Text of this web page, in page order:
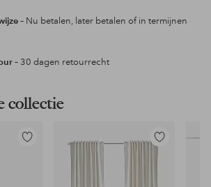
– Nu betalen, later betalen of in termijnen
– 30 dagen retourrecht
collectie
Toevoegen
Toevoegen
aan